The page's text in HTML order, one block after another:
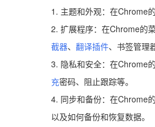
1. 主题和外观：在Chrome
2. 扩展程序：在Chrome的
截器、 翻译插件、书签管理
3. 隐私和安全：在Chrome
充密码、阻止跟踪等。
4. 同步和备份：在Chrome
以及如何备份和恢复数据。